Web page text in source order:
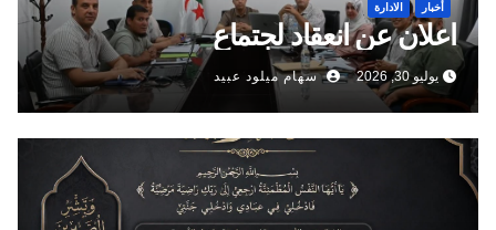
أخبار الادارة
اعلان عن انعقاد لجتماع
يوليو 30, 2026 سهام ميلود عبيد